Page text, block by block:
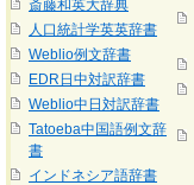
斎藤和英大辞典
人口統計学英英辞書
Weblio例文辞書
EDR日中対訳辞書
Weblio中日対訳辞書
Tatoeba中国語例文辞
書
インドネシア語辞書